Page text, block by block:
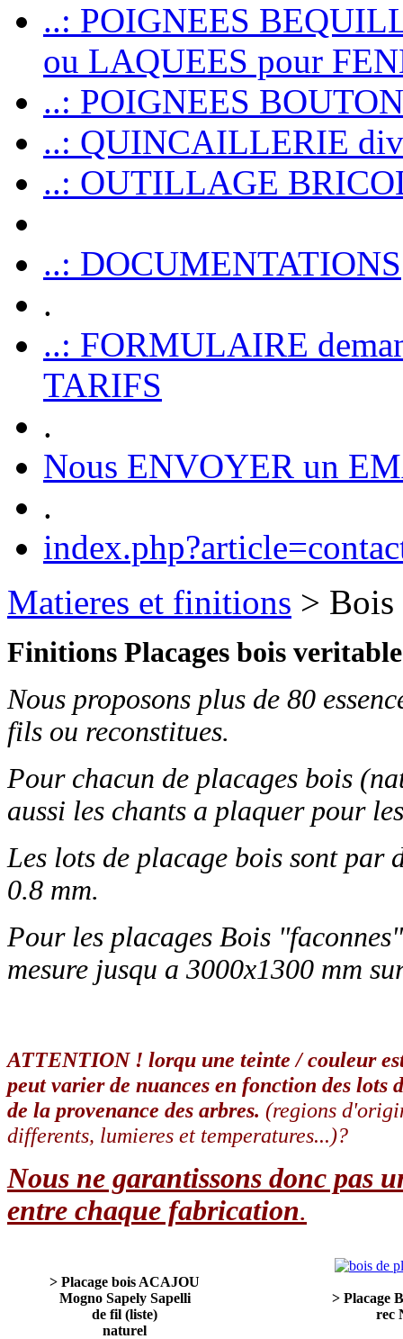
..: POIGNEES
ou LAQUEES pour
..: POIGNEES
..: QUINCAILLERIE
..: OUTILLAGE
..: DOCUMENTATIONS
.
..: FORMULAIRE
TARIFS
.
Nous ENVOYER un
.
Matieres et finitions > Bois
Finitions Placages bois
Nous proposons plus de 80
fils ou reconstitues.
Pour chacun de placages bois
aussi les chants a plaquer pour
Les lots de placage bois sont par
0.8 mm.
Pour les placages Bois
mesure jusqu a 3000x1300 mm
ATTENTION ! lorqu une teinte / couleur
peut varier de nuances en fonction des lots
de la provenance des arbres. (regions
differents, lumieres et temperatures...)?
Nous ne garantissons donc pas
entre chaque fabrication.
> Placage bois ACAJOU
Mogno Sapely Sapelli
de fil (liste)
naturel
> Placage
rec